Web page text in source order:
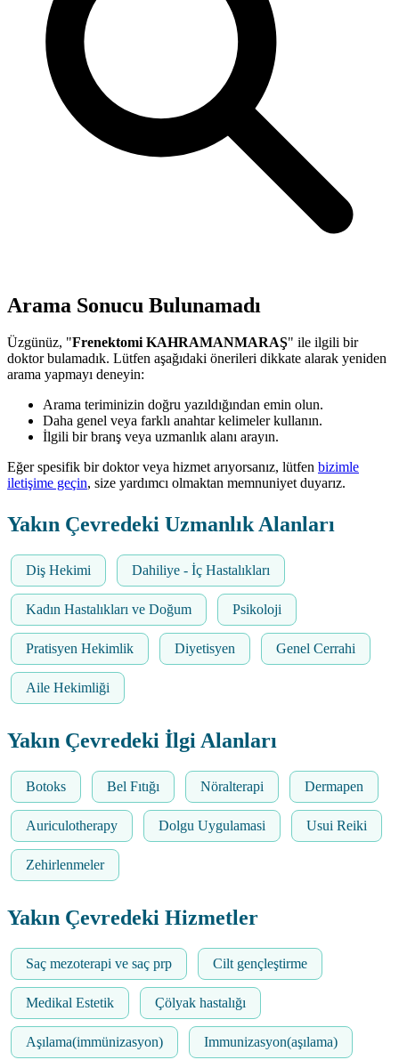
Arama Sonucu Bulunamadı
Üzgünüz, "Frenektomi KAHRAMANMARAŞ" ile ilgili bir
doktor bulamadık. Lütfen aşağıdaki önerileri dikkate alarak yeniden
arama yapmayı deneyin:
Arama teriminizin doğru yazıldığından emin olun.
Daha genel veya farklı anahtar kelimeler kullanın.
İlgili bir branş veya uzmanlık alanı arayın.
Eğer spesifik bir doktor veya hizmet arıyorsanız, lütfen bizimle
iletişime geçin, size yardımcı olmaktan memnuniyet duyarız.
Yakın Çevredeki Uzmanlık Alanları
Diş Hekimi Dahiliye - İç Hastalıkları
Kadın Hastalıkları ve Doğum Psikoloji
Pratisyen Hekimlik Diyetisyen Genel Cerrahi
Aile Hekimliği
Yakın Çevredeki İlgi Alanları
Botoks Bel Fıtığı Nöralterapi Dermapen
Auriculotherapy Dolgu Uygulamasi Usui Reiki
Zehirlenmeler
Yakın Çevredeki Hizmetler
Saç mezoterapi ve saç prp Cilt gençleştirme
Medikal Estetik Çölyak hastalığı
Aşılama(immünizasyon) Immunizasyon(aşılama)